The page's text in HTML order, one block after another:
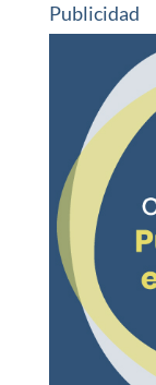
Publicidad